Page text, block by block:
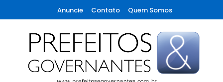
To
Content
Anuncie Contato Quem Somos